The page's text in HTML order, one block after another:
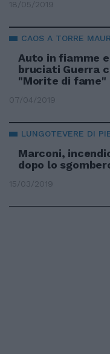
18/05/2019
CAOS A TORRE
Auto in fiamme
bruciati Guerra
"Morite di fame"
07/04/2019
LUNGOTEVERE DI
Marconi,
dopo lo
15/03/2019